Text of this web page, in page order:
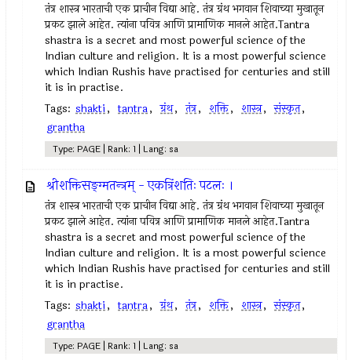
तंत्र शास्त्र भारताची एक प्राचीन विद्या आहे. तंत्र ग्रंथ भगवान शिवाच्या मुखातून
प्रकट झाले आहेत. त्यांना पवित्र आणि प्रामाणिक मानले आहेत.Tantra
shastra is a secret and most powerful science of the
Indian culture and religion. It is a most powerful science
which Indian Rushis have practised for centuries and still
it is in practise.
Tags: shakti, tantra, ग्रंथ, तंत्र, शक्ति, शास्त्र, संस्कृत,
grantha
Type: PAGE | Rank: 1 | Lang: sa
श्रीशक्तिसङ्ग्मतन्त्रम् - एकत्रिंशतिः पटलः ।
तंत्र शास्त्र भारताची एक प्राचीन विद्या आहे. तंत्र ग्रंथ भगवान शिवाच्या मुखातून
प्रकट झाले आहेत. त्यांना पवित्र आणि प्रामाणिक मानले आहेत.Tantra
shastra is a secret and most powerful science of the
Indian culture and religion. It is a most powerful science
which Indian Rushis have practised for centuries and still
it is in practise.
Tags: shakti, tantra, ग्रंथ, तंत्र, शक्ति, शास्त्र, संस्कृत,
grantha
Type: PAGE | Rank: 1 | Lang: sa